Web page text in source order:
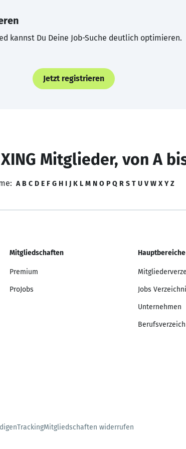
kannst Du Deine Job-Suche deutlich optimieren.
Jetzt registrieren
Mitglieder, von A
A B C D E F G H I J K L M N O P Q R S T U V W X Y Z
Mitgliedschaften
Premium
ProJobs
Hauptbereiche
Jobs
Unternehmen
TrackingMitgliedschaften widerrufen